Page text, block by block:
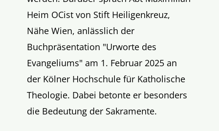
Heim OCist von Stift Heiligenkreuz,
Nähe Wien, anlässlich der
Buchpräsentation "Urworte des
Evangeliums" am 1. Februar 2025 an
der Kölner Hochschule für Katholische
Theologie. Dabei betonte er besonders
die Bedeutung der Sakramente.